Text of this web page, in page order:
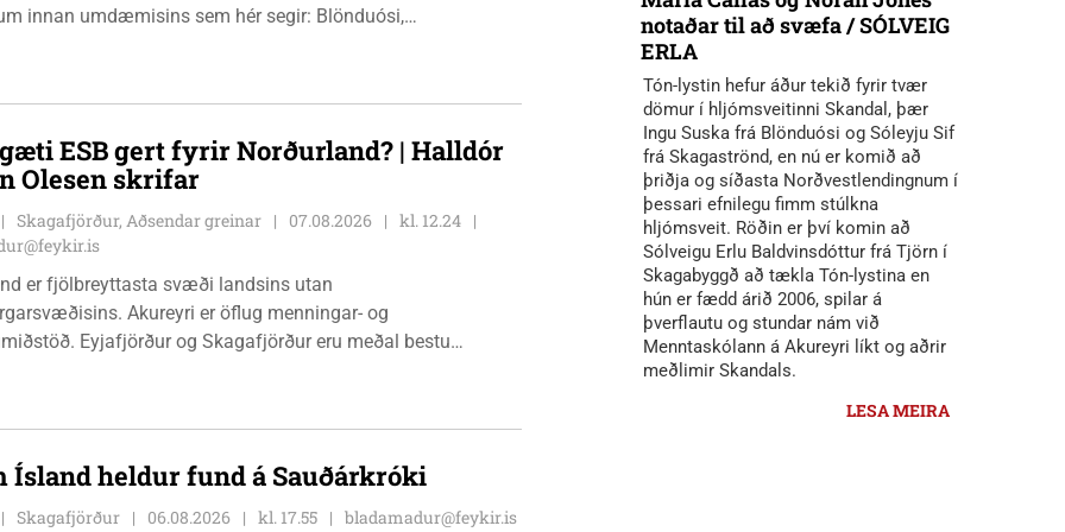
innan umdæmisins sem hér segir: Blönduósi,
- 15:00. Hvammstanga, ráðhúsi Húnaþings vestra að
og föstudaga kl. 10:00 - 12:00. Skagaströnd,
að Túnbraut 1-3, Skagaströnd, mánudaga -
kl. 09:00 - 12:00 og 13:00 - 15:00, frá og með
17. ágúst 2026.
ESB gert fyrir Norðurland? | Halldór
Olesen skrifar
Skagafjörður, Aðsendar greinar 07.08.2026
kl. 12.24
er fjölbreyttasta svæði landsins utan
Akureyri er öflug menningar- og
Eyjafjörður og Skagafjörður eru meðal bestu
og nýsköpun.
Ísland heldur fund á Sauðárkróki
Skagafjörður 06.08.2026 kl. 17.55
bladamadur@feykir.is
notaðar til að svæfa / SÓLVEIG
ERLA
Tón-lystin hefur áður tekið fyrir tvær
dömur í hljómsveitinni Skandal, þær
Ingu Suska frá Blönduósi og Sóleyju Sif
frá Skagaströnd, en nú er komið að
þriðja og síðasta Norðvestlendingnum í
þessari efnilegu fimm stúlkna
hljómsveit. Röðin er því komin að
Sólveigu Erlu Baldvinsdóttur frá Tjörn í
Skagabyggð að tækla Tón-lystina en
hún er fædd árið 2006, spilar á
þverflautu og stundar nám við
Menntaskólann á Akureyri líkt og aðrir
meðlimir Skandals.
LESA MEIRA